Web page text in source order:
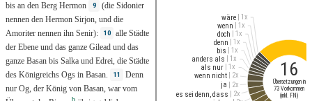
bisan den Berg Hermon 9 (die Sidonier
nennenden Hermon Sirjon, und die
Amoriter nennenihn Senir): 10 alle Städte
der Ebeneund das ganze Gileadund das
ganze Basan bis Salkaund Edrei, die Städte
des Königreichs Ogsin Basan. 11
Denn
nur Og, der Königvon Basan, war vom
16
Übersetzungen in
73 Vorkommen
(inkl. FN)
ja | 2x
es sei denn, dass | 2x
wenn nicht | 2x
als nur | 1x
anders als | 1x
bis | 1x
denn | 1x
doch | 1x
wenn | 1x
wäre | 1x